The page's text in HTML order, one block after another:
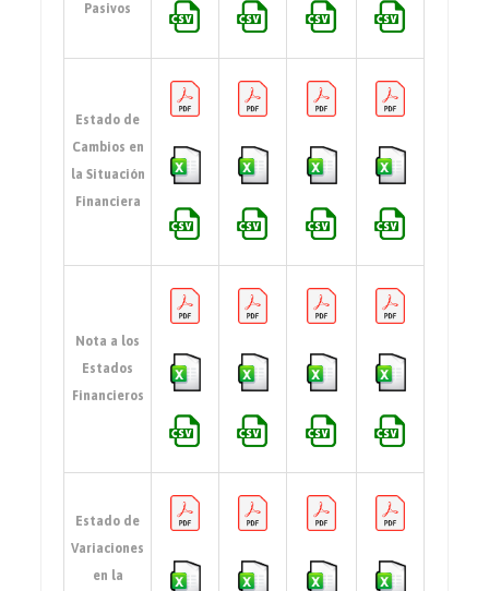
Pasivos
Estado de
Cambios en
la Situación
Financiera
Nota a los
Estados
Financieros
Estado de
Variaciones
en la